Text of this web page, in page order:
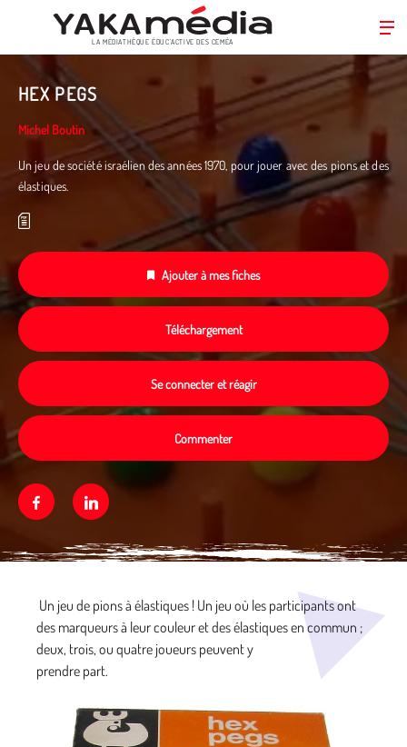
principal
LA MÉDIATHÈQUE ÉDUC’ACTIVE DES CEMÉA
HEX PEGS
Michel Boutin
Un jeu de société israélien des années 1970, pour jouer avec des pions et des
élastiques.
Ajouter à mes fiches
Téléchargement
Se connecter et réagir
Commenter
FacebookLinkedin
Un jeu de pions à élastiques ! Un jeu où les participants ont
des marqueurs à leur couleur et des élastiques en commun ;
deux, trois, ou quatre joueurs peuvent y
prendre part.